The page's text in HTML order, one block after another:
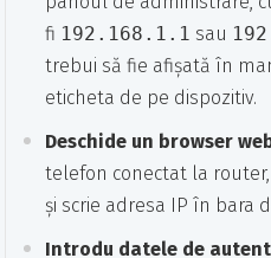
fi 192.168.1.1 sau
trebui să fie afișată în
eticheta de pe dispozitiv.
Deschide un browser
telefon conectat la
și scrie adresa IP în bara
Introdu datele de